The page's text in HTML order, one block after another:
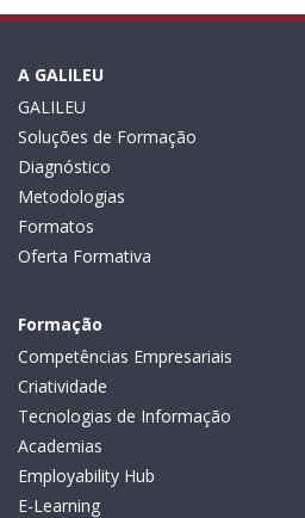
A GALILEU
GALILEU
Soluções de Formação
Diagnóstico
Metodologias
Formatos
Oferta Formativa
Formação
Competências Empresariais
Criatividade
Tecnologias de Informação
Academias
Employability Hub
E-Learning